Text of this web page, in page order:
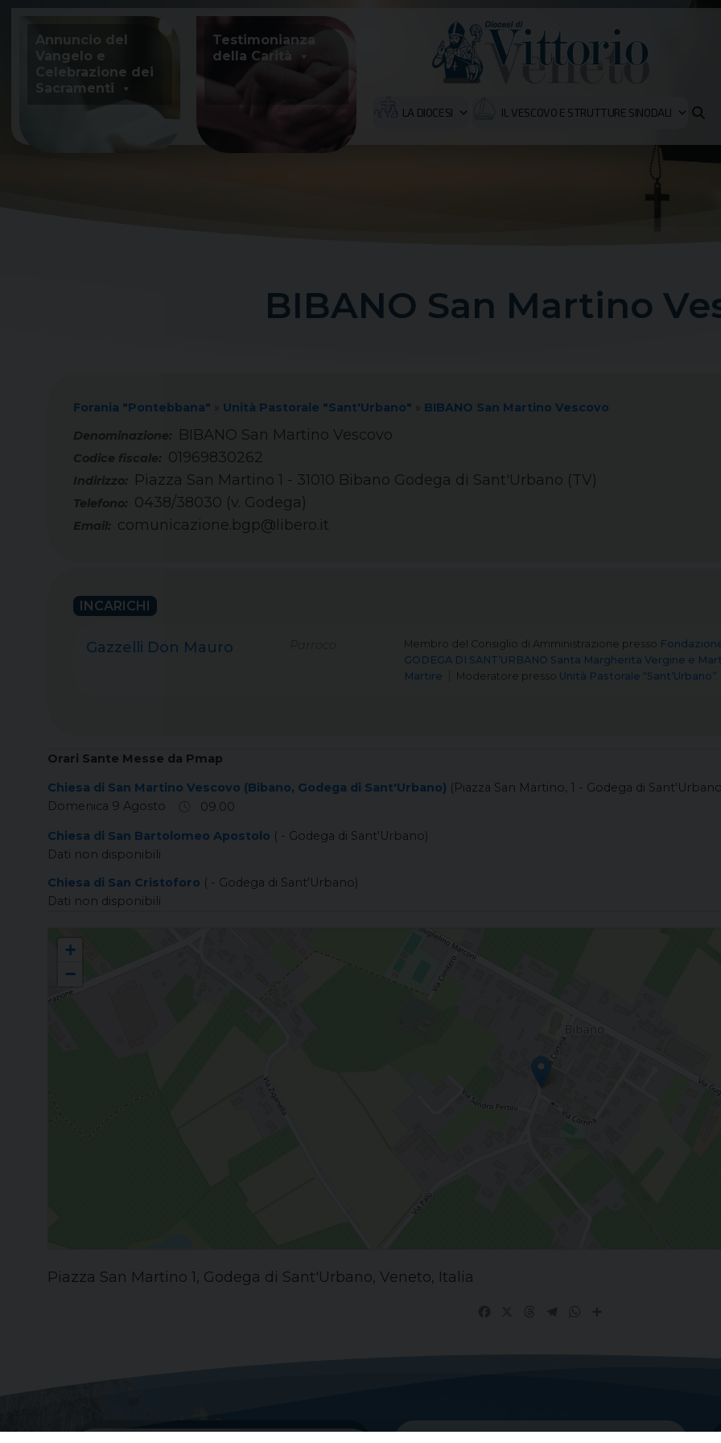
content
Annuncio del
Vangelo e
Celebrazione dei
Sacramenti
Testimonianza
della Carità
LA DIOCESI IL VESCOVO E STRUTTURE SINODALI
BIBANO San Martino
Forania "Pontebbana" » Unità Pastorale "Sant'Urbano" » BIBANO San Martino Vescovo
BIBANO San Martino Vescovo
Codice fiscale: 01969830262
Telefono: 0438/38030 (v. Godega)
Email: comunicazione.bgp@libero.it
Indirizzo: Piazza San Martino 1 - 31010 Bibano Godega di Sant'Urbano (TV)
INCARICHI
Gazzelli Don Mauro Membro del Consiglio di Amministrazione presso
GODEGA DI SANT’URBANO Santa Margherita Vergine e
Martire
Moderatore presso Unità Pastorale “Sant’Urbano”
Orari Sante Messe da Pmap
Chiesa di San Martino Vescovo (Bibano, Godega di Sant'Urbano) (Piazza San Martino, 1 - Godega di
Domenica 9 Agosto
09.00
Chiesa di San Bartolomeo Apostolo ( - Godega di Sant'Urbano)
Dati non disponibili
Chiesa di San Cristoforo ( - Godega di Sant'Urbano)
Dati non disponibili
+
−
Piazza San Martino 1, Godega di Sant'Urbano, Veneto, Italia